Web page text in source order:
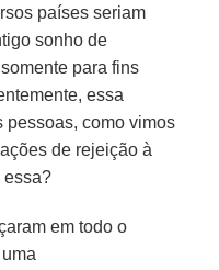
países seriam
sonho de
para fins
essa
pessoas, como vimos
de rejeição à
essa?
em todo o